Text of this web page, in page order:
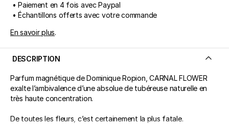
• Paiement en 4 fois avec Paypal
• Échantillons offerts avec votre commande
En savoir plus.
DESCRIPTION
Parfum magnétique de Dominique Ropion, CARNAL FLOWER
exalte l’ambivalence d’une absolue de tubéreuse naturelle en
très haute concentration.
De toutes les fleurs, c’est certainement la plus fatale.